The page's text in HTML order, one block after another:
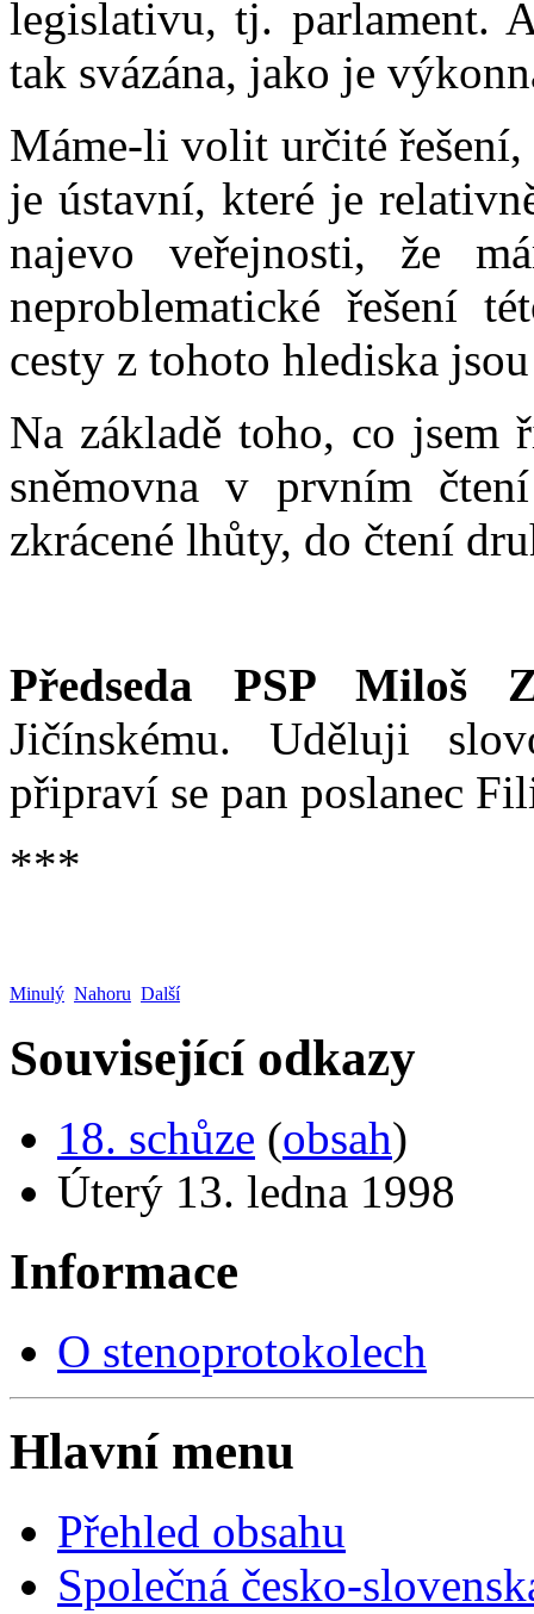
legislativu, tj. parlament.
tak svázána, jako je
Máme-li volit určité
je ústavní, které je
najevo veřejnosti, že
neproblematické řešení
cesty z tohoto hlediska
Na základě toho, co jsem
sněmovna v prvním
zkrácené lhůty, do čtení
Předseda PSP Miloš
Jičínskému. Uděluji
připraví se pan poslanec
***
Minulý Nahoru Další
Související odkazy
18. schůze (obsah)
Úterý 13. ledna 1998
Informace
O stenoprotokolech
Hlavní menu
Přehled obsahu
Společná česko-